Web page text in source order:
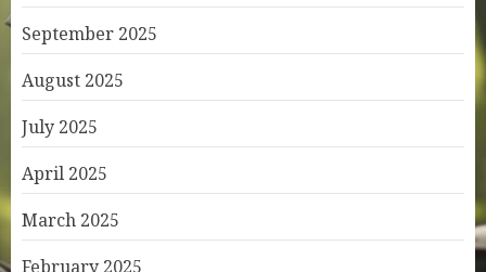
September 2025
August 2025
July 2025
April 2025
March 2025
February 2025